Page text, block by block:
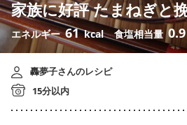
家族に好評 たまねぎと
エネルギー61 kcal 食塩相当量0.9
轟夢子さんのレシピ
15分以内